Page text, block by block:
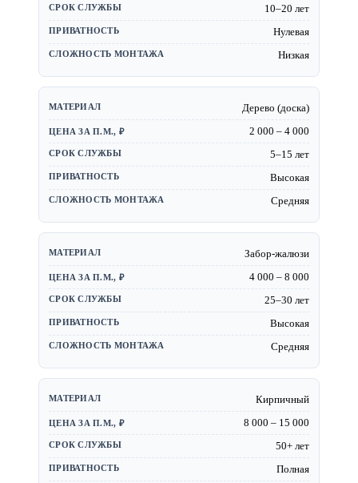
10–20 лет
Нулевая
Низкая
Дерево (доска)
2 000 – 4 000
5–15 лет
Высокая
Средняя
Забор-жалюзи
4 000 – 8 000
25–30 лет
Высокая
Средняя
Кирпичный
8 000 – 15 000
50+ лет
Полная